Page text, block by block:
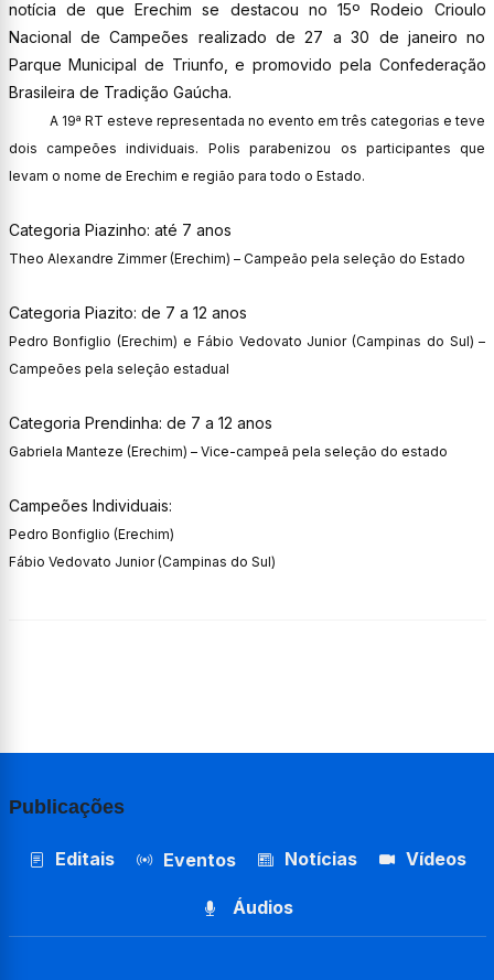
notícia de que Erechim se destacou no 15º Rodeio Crioulo
Nacional de Campeões realizado de 27 a 30 de janeiro no
Parque Municipal de Triunfo, e promovido pela Confederação
Brasileira de Tradição Gaúcha.
A 19ª RT esteve representada no evento em três categorias e teve
dois campeões individuais. Polis parabenizou os participantes que
levam o nome de Erechim e região para todo o Estado.
Categoria Piazinho: até 7 anos
Theo Alexandre Zimmer (Erechim) – Campeão pela seleção do Estado
Categoria Piazito: de 7 a 12 anos
Pedro Bonfiglio (Erechim) e Fábio Vedovato Junior (Campinas do Sul) –
Campeões pela seleção estadual
Categoria Prendinha: de 7 a 12 anos
Gabriela Manteze (Erechim) – Vice-campeã pela seleção do estado
Campeões Individuais:
Pedro Bonfiglio (Erechim)
Fábio Vedovato Junior (Campinas do Sul)
Publicações
Editais Eventos Notícias Vídeos
Áudios